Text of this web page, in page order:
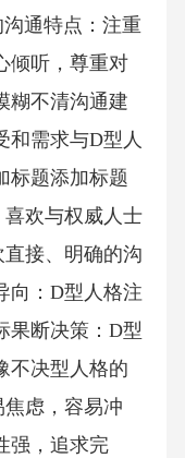
通特点：注重
倾听，尊重对
糊不清沟通建
和需求与D型人
标题添加标题
欢与权威人士
接、明确的沟
向：D型人格注
果断决策：D型
不决型人格的
虑，容易冲
强，追求完